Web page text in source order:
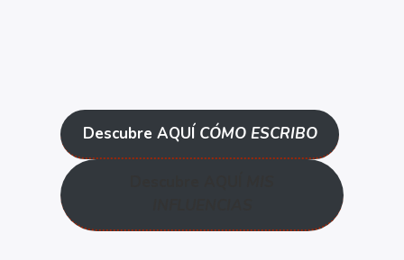
Descubre AQUÍCÓMO ESCRIBO